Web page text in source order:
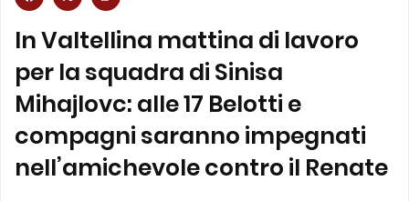
In Valtellina mattina di lavoro
per la squadra di Sinisa
Mihajlovc: alle 17 Belotti e
compagni saranno impegnati
nell’amichevole contro il Renate